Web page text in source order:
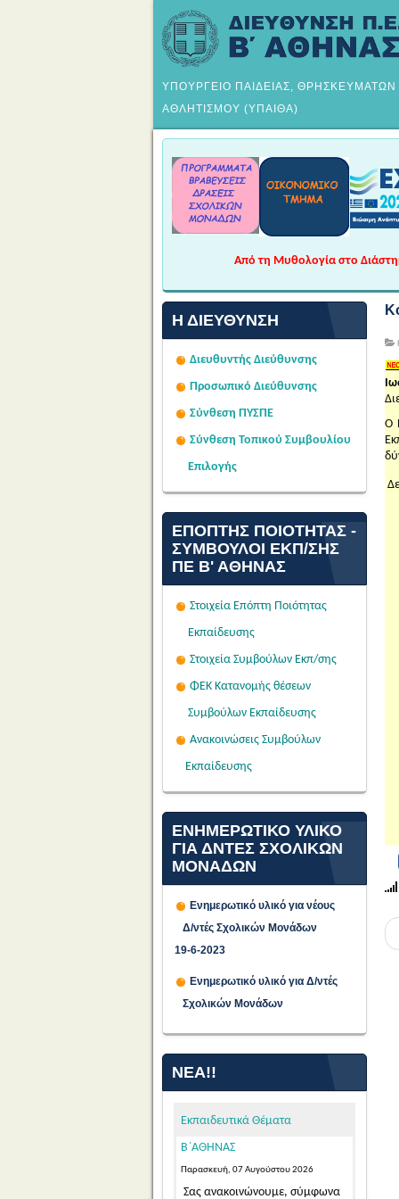
ΥΠΟΥΡΓΕΙΟ ΠΑΙΔΕΙΑΣ, ΘΡΗΣΚΕΥΜΑΤΩΝ
ΑΘΛΗΤΙΣΜΟΥ (ΥΠΑΙΘΑ)
Από τη Μυθολογία στο
Η ΔΙΕΎΘΥΝΣΗ
Διευθυντής Διεύθυνσης
Προσωπικό Διεύθυνσης
Σύνθεση ΠΥΣΠΕ
Σύνθεση Τοπικού Συμβουλίου
Επιλογής
ΕΠΌΠΤΗΣ ΠΟΙΌΤΗΤΑΣ -
ΣΎΜΒΟΥΛΟΙ ΕΚΠ/ΣΗΣ
ΠΕ Β' ΑΘΉΝΑΣ
Στοιχεία Επόπτη Ποιότητας
Εκπαίδευσης
Στοιχεία Συμβούλων Εκπ/σης
ΦΕΚ Κατανομής θέσεων
Συμβούλων Εκπαίδευσης
Ανακοινώσεις Συμβούλων
Εκπαίδευσης
ΕΝΗΜΕΡΩΤΙΚΟ ΥΛΙΚΟ
ΓΙΑ ΔΝΤΕΣ ΣΧΟΛΙΚΩΝ
ΜΟΝΑΔΩΝ
Ενημερωτικό υλικό για νέους
Δ/ντές Σχολικών Μονάδων
19-6-2023
Ενημερωτικό υλικό για Δ/ντές
Σχολικών Μονάδων
ΝΈΑ!!
Εκπαιδευτικά Θέματα
2027 ΕΚΠΑΙΔΕΥΤΙΚΩΝ ΓΕΝΙΚΗΣ
ΚΑΙ ΕΙΔΙΚΗΣ ΑΓΩΓΗΣ
Β΄ΑΘΗΝΑΣ
Παρασκευή, 07 Αυγούστου 2026
Σας ανακοινώνουμε, σύμφωνα
με την αριθμ. 15/7-8-2026 Πράξη
Ο